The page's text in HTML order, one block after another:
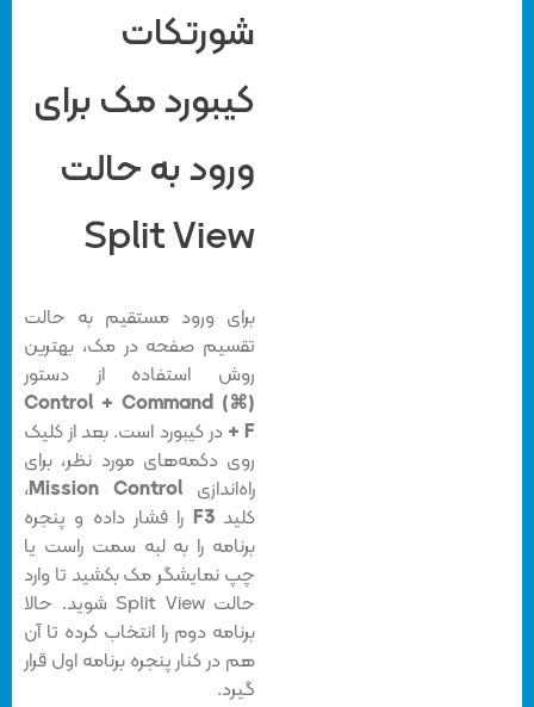
شورتکات
کیبورد مک برای
ورود به حالت
Split View
برای ورود مستقیم به حالت
تقسیم صفحه در مک، بهترین
روش استفاده از دستور
Control + Command (⌘)
در کیبورد است. بعد از کلیک
روی دکمه‌های مورد نظر، برای
راه‌اندازیMission Control،
کلیدF3را فشار داده و پنجره
برنامه را به لبه سمت راست یا
چپ نمایشگر مک بکشید تا وارد
حالت Split View شوید. حالا
برنامه دوم را انتخاب کرده تا آن
هم در کنار پنجره برنامه اول قرار
گیرد.